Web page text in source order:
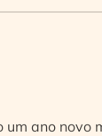
um ano novo